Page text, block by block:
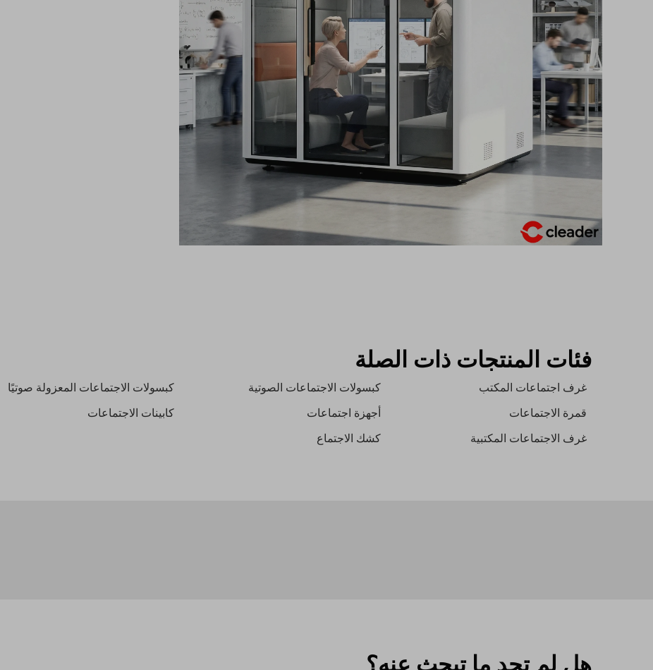
فئات المنتجات ذات الصلة
غرف اجتماعات المكتب كبسولات الاجتماعات الصوتية كبسولات الاجتماعات المعزولة صوتيًا
قمرة الاجتماعات أجهزة اجتماعات كابينات الاجتماعات
غرف الاجتماعات المكتبية كشك الاجتماع
هل لم تجد ما تبحث عنه؟